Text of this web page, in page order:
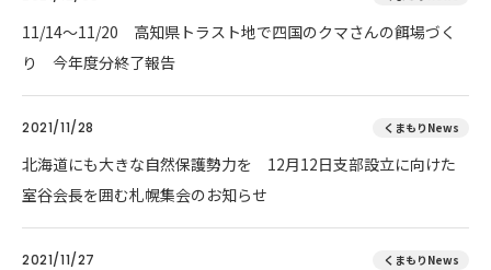
11/14～11/20 高知県トラスト地で四国のクマさんの餌場づく
り 今年度分終了報告
2021/11/28 くまもりNews
北海道にも大きな自然保護勢力を 12月12日支部設立に向けた
室谷会長を囲む札幌集会のお知らせ
2021/11/27 くまもりNews